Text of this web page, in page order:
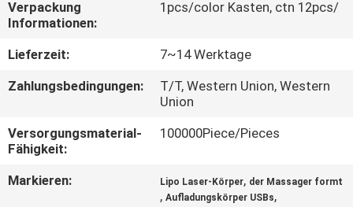
TRETEN
SIE
MIT
IN
VERBINDUNG
Verpackung
Informationen:
1pcs/color Kasten, ctn 12pcs/
Lieferzeit:
7~14 Werktage
Zahlungsbedingungen:
T/T, Western Union, Western
Union
Versorgungsmaterial-
Fähigkeit:
100000Piece/Pieces
Markieren: Lipo Laser-Körper, der Massager formt
,Aufladungskörper USBs,